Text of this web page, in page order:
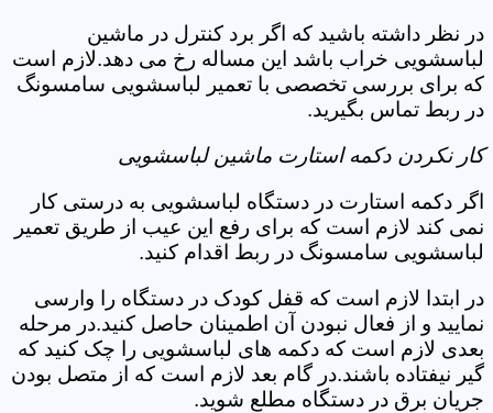
در نظر داشته باشید که اگر برد کنترل در ماشین
لباسشویی خراب باشد این مساله رخ می دهد.لازم است
که برای بررسی تخصصی با تعمیر لباسشویی سامسونگ
در ربط تماس بگیرید.
کار نکردن دکمه استارت ماشین لباسشویی
اگر دکمه استارت در دستگاه لباسشویی به درستی کار
نمی کند لازم است که برای رفع این عیب از طریق تعمیر
لباسشویی سامسونگ در ربط اقدام کنید.
در ابتدا لازم است که قفل کودک در دستگاه را وارسی
نمایید و از فعال نبودن آن اطمینان حاصل کنید.در مرحله
بعدی لازم است که دکمه های لباسشویی را چک کنید که
گیر نیفتاده باشند.در گام بعد لازم است که از متصل بودن
جریان برق در دستگاه مطلع شوید.